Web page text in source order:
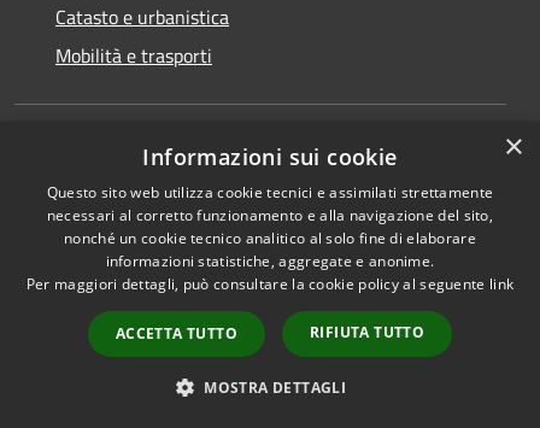
Catasto e urbanistica
Mobilità e trasporti
Educazione e formazione
Giustizia e sicurezza pubblica
Tributi,finanze e contravvenzioni
Ambiente
Salute, benessere e assistenza
Autorizzazioni
×
Informazioni sui cookie
Questo sito web utilizza cookie tecnici e assimilati strettamente
necessari al corretto funzionamento e alla navigazione del sito,
nonché un cookie tecnico analitico al solo fine di elaborare
informazioni statistiche, aggregate e anonime.
Per maggiori dettagli, può consultare la cookie policy al seguente link
ACCETTA TUTTO RIFIUTA TUTTO
MOSTRA DETTAGLI